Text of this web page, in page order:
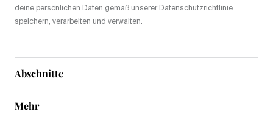
Abschnitte
Mehr
deine persönlichen Daten gemäß unserer Datenschutzrichtlinie
speichern, verarbeiten und verwalten.